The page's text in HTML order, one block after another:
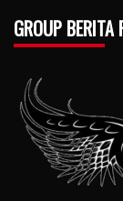
GROUP BERITA